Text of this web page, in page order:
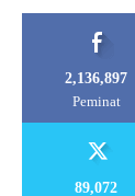
2,136,897
Peminat
89,072